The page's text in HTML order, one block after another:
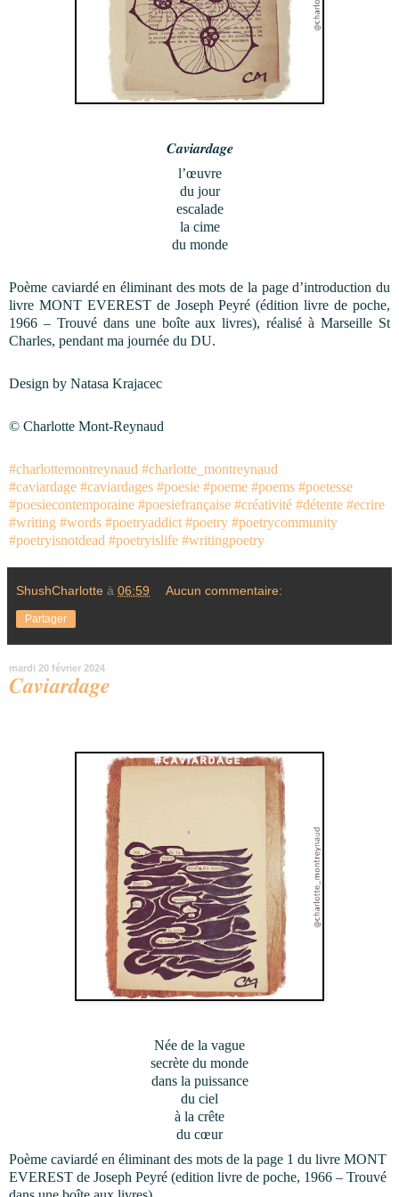
𝑪𝒂𝒗𝒊𝒂𝒓𝒅𝒂𝒈𝒆
l’œuvre
du jour
escalade
la cime
du monde
Poème caviardé en éliminant des mots de la page d’introduction du
livre MONT EVEREST de Joseph Peyré (édition livre de poche,
1966 – Trouvé dans une boîte aux livres), réalisé à Marseille St
Charles, pendant ma journée du DU.
Design by Natasa Krajacec
© Charlotte Mont-Reynaud
#charlottemontreynaud #charlotte_montreynaud
#caviardage #caviardages #poesie #poeme #poems #poetesse
#poesiecontemporaine #poesiefrançaise #créativité #détente #ecrire
#writing #words #poetryaddict #poetry #poetrycommunity
#poetryisnotdead #poetryislife #writingpoetry
ShushCharlotte à 06:59 Aucun commentaire:
Partager
mardi 20 février 2024
𝑪𝒂𝒗𝒊𝒂𝒓𝒅𝒂𝒈𝒆
Née de la vague
secrète du monde
dans la puissance
du ciel
à la crête
du cœur
Poème caviardé en éliminant des mots de la page 1 du livre MONT
EVEREST de Joseph Peyré (edition livre de poche, 1966 – Trouvé